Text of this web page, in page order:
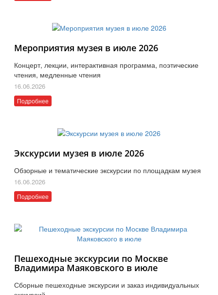
Мероприятия музея в июле 2026
Концерт, лекции, интерактивная программа, поэтические
чтения, медленные чтения
16.06.2026
Подробнее
Экскурсии музея в июле 2026
Обзорные и тематические экскурсии по площадкам музея
16.06.2026
Подробнее
Пешеходные экскурсии по Москве
Владимира Маяковского в июле
Сборные пешеходные экскурсии и заказ индивидуальных